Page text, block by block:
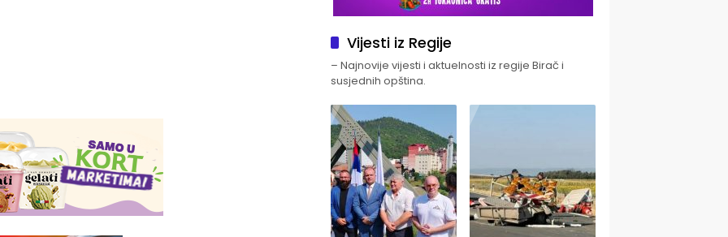
Vijesti iz Regije
– Najnovije vijesti i aktuelnosti iz regije Birač i
susjednih opština.